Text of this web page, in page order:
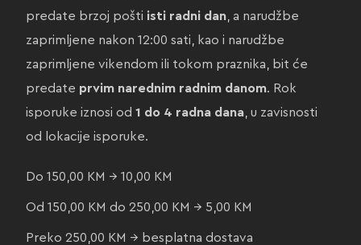
predate brzoj pošti isti radni dan, a narudžbe
zaprimljene nakon 12:00 sati, kao i narudžbe
zaprimljene vikendom ili tokom praznika, bit će
predate prvim narednim radnim danom. Rok
isporuke iznosi od 1 do 4 radna dana, u zavisnosti
od lokacije isporuke.
Do 150,00 KM → 10,00 KM
Od 150,00 KM do 250,00 KM → 5,00 KM
Preko 250,00 KM → besplatna dostava